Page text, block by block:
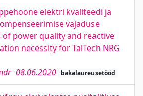
elektri kvaliteedi ja
vajaduse
of power quality and reactive
necessity for TalTech NRG
08.06.2020 bakalaureusetööd